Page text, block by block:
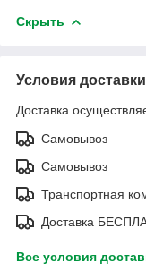
Скрыть
Условия доставки
Доставка
Самовывоз
Самовывоз
Транспортная
Доставка
Все условия